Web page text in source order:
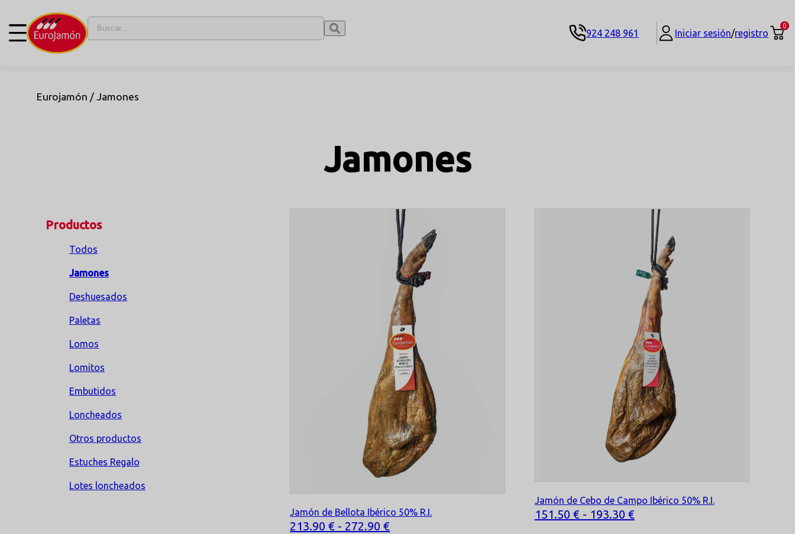
924 248 961 Iniciar sesión/registro
0
Eurojamón / Jamones
Jamones
Productos
Todos
Jamones
Deshuesados
Paletas
Lomos
Lomitos
Embutidos
Loncheados
Otros productos
Estuches Regalo
Lotes loncheados
Selecciona tu opción
Jamón de Bellota Ibérico 50% R.I.
213.90 € - 272.90 €
Selecciona tu opción
Jamón de Cebo de Campo Ibérico 50% R.I.
151.50 € - 193.30 €